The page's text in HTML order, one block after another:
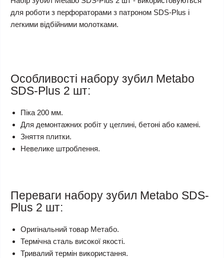
для роботи з перфораторами з патроном SDS-Plus і
легкими відбійними молотками.
Особливості набору зубил Metabo
SDS-Plus 2 шт:
Піка 200 мм.
Для демонтажних робіт у цеглині, бетоні або камені.
Зняття плитки.
Невелике штроблення.
Переваги набору зубил Metabo SDS-
Plus 2 шт:
Оригінальний товар Метабо.
Термічна сталь високої якості.
Тривалий термін використання.